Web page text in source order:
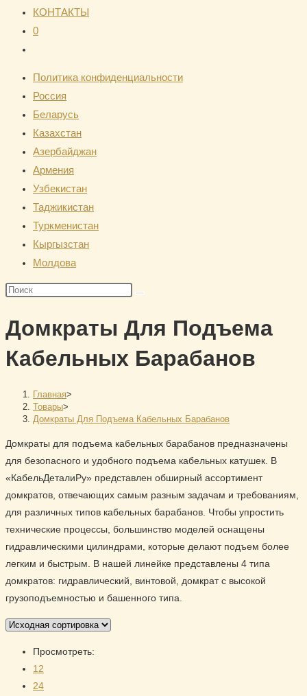
КОНТАКТЫ
0
по
веб-
сайту
Политика конфиденциальности
Россия
Беларусь
Казахстан
Азербайджан
Армения
Узбекистан
Таджикистан
Туркменистан
Кыргызстан
Молдова
Поиск
сайте
Домкраты Для Подъема
Кабельных Барабанов
Главная>
Товары>
Домкраты Для Подъема Кабельных Барабанов
Домкраты для подъема кабельных барабанов предназначены
для безопасного и удобного подъема кабельных катушек. В
«КабельДеталиРу» представлен обширный ассортимент
домкратов, отвечающих самым разным задачам и требованиям,
для различных типов кабельных барабанов. Чтобы упростить
технические процессы, большинство моделей оснащены
гидравлическими цилиндрами, которые делают подъем более
легким и быстрым. В нашей линейке представлены 4 типа
домкратов: гидравлический, винтовой, домкрат с высокой
грузоподъемностью и башенного типа.
Просмотреть:
12
24